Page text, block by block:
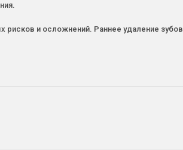
рисков и осложнений. Раннее удаление зубов